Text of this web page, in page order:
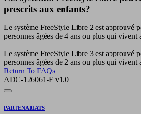
prescrits aux enfants?
Le système FreeStyle Libre 2 est approuvé
personnes âgées de 4 ans ou plus qui vivent
Le système FreeStyle Libre 3 est approuvé
personnes âgées de 2 ans ou plus qui vivent
Return To FAQs
ADC-126061-F v1.0
PARTENARIATS